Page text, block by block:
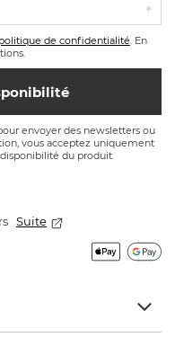
politique de confidentialité. En
envoyer des newsletters ou
vous acceptez uniquement
du produit.
Suite